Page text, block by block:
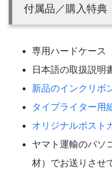
付属品／購入特典
専用ハードケース
日本語の取扱説明
新品のインクリボ
タイプライター用
オリジナルポスト
ヤマト運輸のパソ
材）でお送りさせ